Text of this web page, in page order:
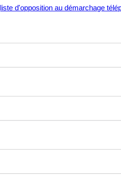
liste d'opposition au démarchage